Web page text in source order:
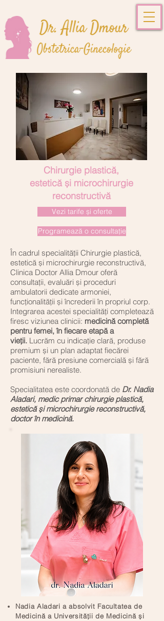
Chirurgie plastică,
estetică și microchirurgie
reconstructivă
Vezi tarife și oferte
Programează o consultație
În cadrul specialității Chirurgie plastică,
estetică și microchirurgie reconstructivă,
Clinica Doctor Allia Dmour oferă
consultații, evaluări și proceduri
ambulatorii dedicate armoniei,
funcționalității și încrederii în propriul corp.
Integrarea acestei specialități completează
firesc viziunea clinicii: medicină completă
pentru femei, în fiecare etapă a
vieții. Lucrăm cu indicație clară, produse
premium și un plan adaptat fiecărei
paciente, fără presiune comercială și fără
promisiuni nerealiste.
Specialitatea este coordonată de Dr. Nadia
Aladari, medic primar chirurgie plastică,
estetică și microchirurgie reconstructivă,
doctor în medicină.
Nadia Aladari a absolvit Facultatea de
Medicină a Universității de Medicină și